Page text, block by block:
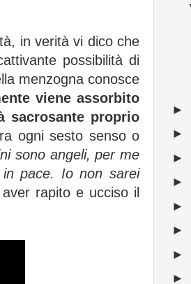
in verità vi dico che
possibilità di
menzogna conosce
viene assorbito
sacrosante proprio
ogni sesto senso o
sono angeli, per me
pace. Io non sarei
rapito e ucciso il
►
►
►
►
►
►
►
►